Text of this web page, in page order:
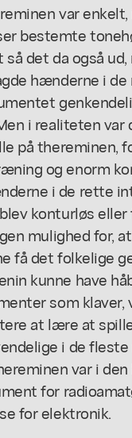
var
bestemte
det da også
hænderne i
i realiteten var
på thereminen,
og enorm
i de rette
konturløs eller
mulighed for, at
få det folkelige
kunne have
som klaver,
at lære at
i de
var i
for
for elektronik.